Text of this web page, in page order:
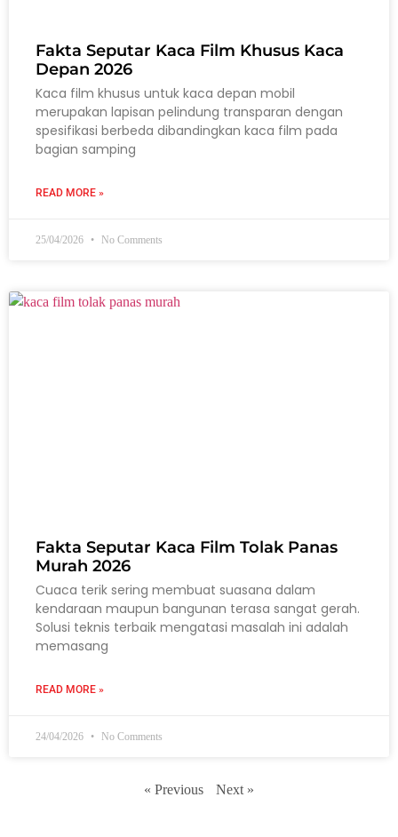
Fakta Seputar Kaca Film Khusus Kaca
Depan 2026
Kaca film khusus untuk kaca depan mobil
merupakan lapisan pelindung transparan dengan
spesifikasi berbeda dibandingkan kaca film pada
bagian samping
READ MORE »
25/04/2026 No Comments
Fakta Seputar Kaca Film Tolak Panas
Murah 2026
Cuaca terik sering membuat suasana dalam
kendaraan maupun bangunan terasa sangat gerah.
Solusi teknis terbaik mengatasi masalah ini adalah
memasang
READ MORE »
24/04/2026 No Comments
« Previous Next »